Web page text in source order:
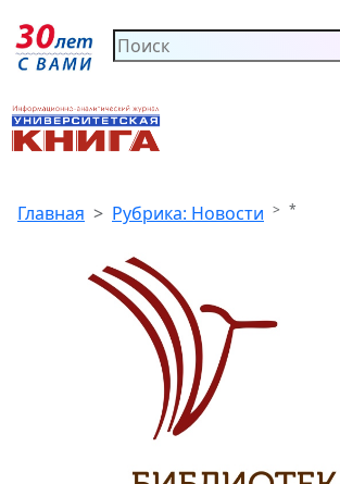
Главная Рубрика: Новости *